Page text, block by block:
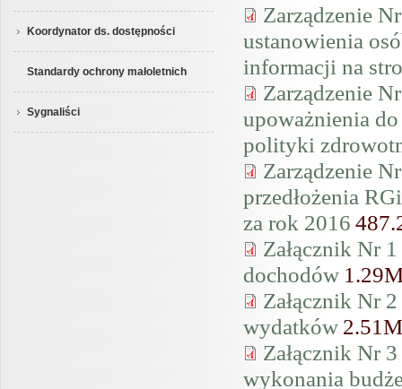
Koordynator ds. dostępności
Standardy ochrony małoletnich
Sygnaliści
Zarządzenie
ustanowienia
informacji na
Zarządzenie
upoważnienia
polityki
Zarządzenie
przedłożenia
za rok 2016
Załącznik Nr
dochodów
Załącznik Nr
wydatków
Załącznik Nr
wykonania